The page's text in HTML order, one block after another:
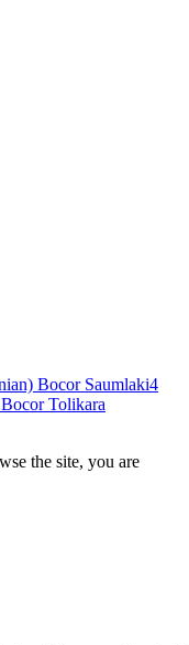
Bocor Saumlaki4
Tolikara
the site, you are